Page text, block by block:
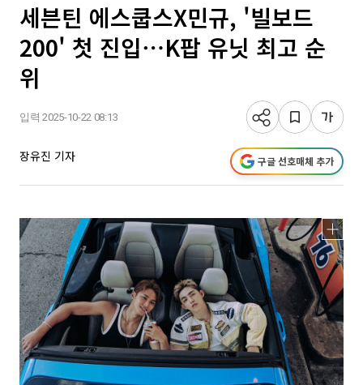
세븐틴 에스쿱스X민규, '빌보드
200' 첫 진입⋯K팝 유닛 최고 순
위
입력 2025-10-22 08:13
장유진 기자 구글 선호매체 추가